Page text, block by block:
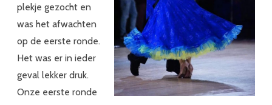
plekje gezocht en
was het afwachten
op de eerste ronde.
Het was er in ieder
geval lekker druk.
Onze eerste ronde